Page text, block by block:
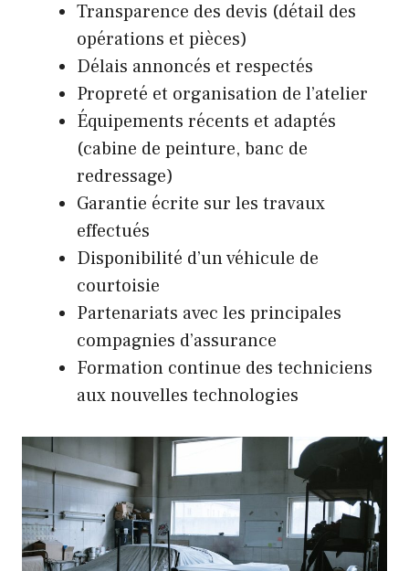
Transparence des devis (détail des
opérations et pièces)
Délais annoncés et respectés
Propreté et organisation de l’atelier
Équipements récents et adaptés
(cabine de peinture, banc de
redressage)
Garantie écrite sur les travaux
effectués
Disponibilité d’un véhicule de
courtoisie
Partenariats avec les principales
compagnies d’assurance
Formation continue des techniciens
aux nouvelles technologies